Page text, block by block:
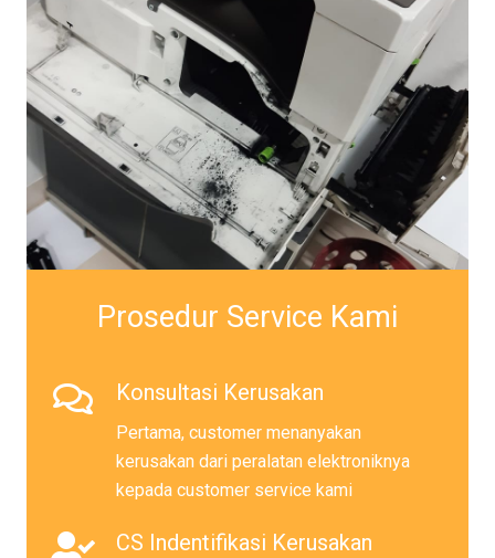
Prosedur Service Kami
Konsultasi Kerusakan
Pertama, customer menanyakan
kerusakan dari peralatan elektroniknya
kepada customer service kami
CS Indentifikasi Kerusakan